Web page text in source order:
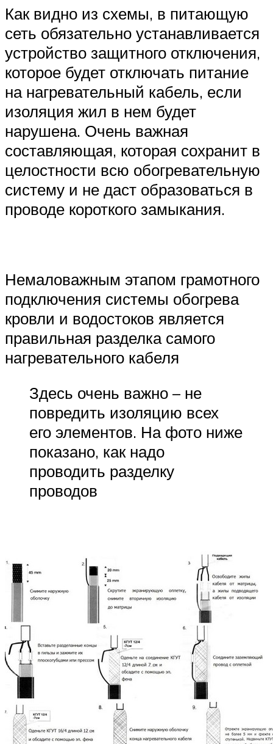
Как видно из схемы, в питающую
сеть обязательно устанавливается
устройство защитного отключения,
которое будет отключать питание
на нагревательный кабель, если
изоляция жил в нем будет
нарушена. Очень важная
составляющая, которая сохранит в
целостности всю обогревательную
систему и не даст образоваться в
проводе короткого замыкания.
Немаловажным этапом грамотного
подключения системы обогрева
кровли и водостоков является
правильная разделка самого
нагревательного кабеля
Здесь очень важно – не
повредить изоляцию всех
его элементов. На фото ниже
показано, как надо
проводить разделку
проводов